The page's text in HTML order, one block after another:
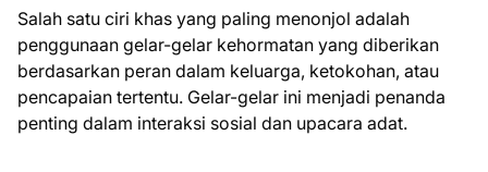
Salah satu ciri khas yang paling menonjol adalah
penggunaan gelar-gelar kehormatan yang diberikan
berdasarkan peran dalam keluarga, ketokohan, atau
pencapaian tertentu. Gelar-gelar ini menjadi penanda
penting dalam interaksi sosial dan upacara adat.